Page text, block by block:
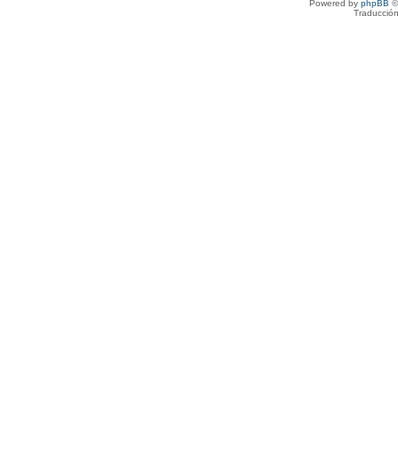
Powered by phpBB